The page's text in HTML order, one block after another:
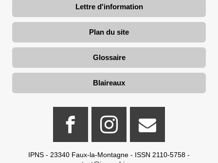
Lettre d'information
Plan du site
Glossaire
Blaireaux
IPNS - 23340 Faux-la-Montagne - ISSN 2110-5758 -